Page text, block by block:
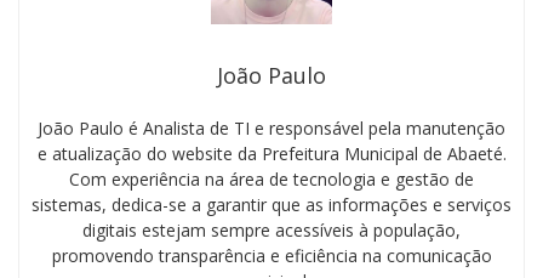
João Paulo
João Paulo é Analista de TI e responsável pela manutenção
e atualização do website da Prefeitura Municipal de Abaeté.
Com experiência na área de tecnologia e gestão de
sistemas, dedica-se a garantir que as informações e serviços
digitais estejam sempre acessíveis à população,
promovendo transparência e eficiência na comunicação